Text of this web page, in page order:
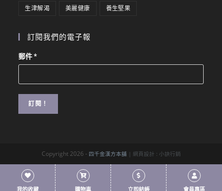
生津解渴 美麗健康 養生堅果
訂閱我們的電子報
郵件*
Copyright 2026 - 四千金漢方本舖 | 網頁設計 : 小訣行銷